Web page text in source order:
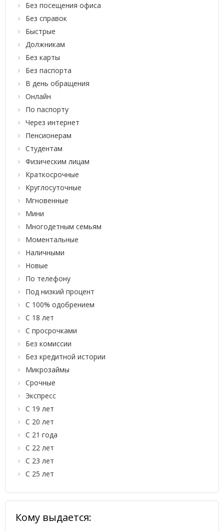
Без посещения офиса
Без справок
Быстрые
Должникам
Без карты
Без паспорта
В день обращения
Онлайн
По паспорту
Через интернет
Пенсионерам
Студентам
Физическим лицам
Краткосрочные
Круглосуточные
Мгновенные
Мини
Многодетным семьям
Моментальные
Наличными
Новые
По телефону
Под низкий процент
С 100% одобрением
С 18 лет
С просрочками
Без комиссии
Без кредитной истории
Микрозаймы
Срочные
Экспресс
С 19 лет
С 20 лет
С 21 года
С 22 лет
С 23 лет
С 25 лет
Кому выдается: